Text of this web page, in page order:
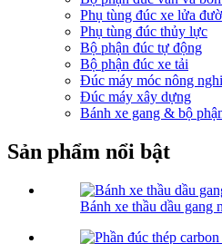
Phụ tùng đúc xe lửa
Phụ tùng đúc thủy lực
Bộ phận đúc tự động
Bộ phận đúc xe tải
Đúc máy móc nông
Đúc máy xây dựng
Bánh xe gang & bộ
Sản phẩm nổi bật
Bánh xe thầu dầu gang